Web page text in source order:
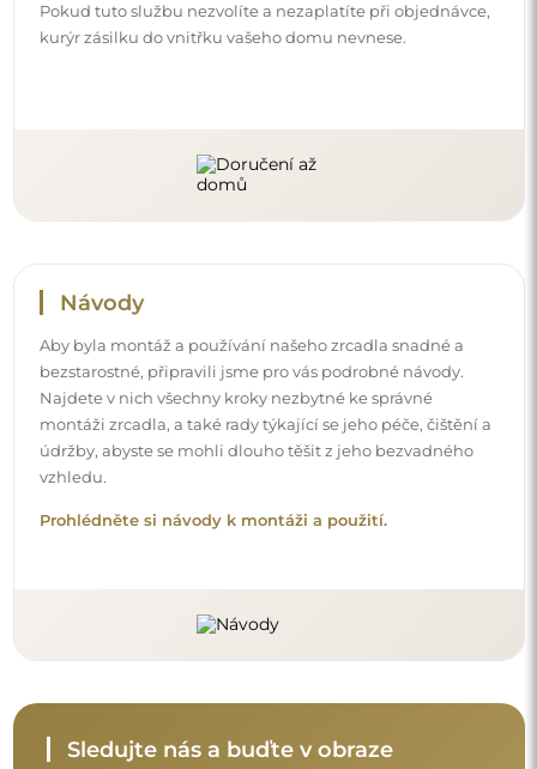
Pokud tuto službu nezvolíte a nezaplatíte při objednávce,
kurýr zásilku do vnitřku vašeho domu nevnese.
Návody
Aby byla montáž a používání našeho zrcadla snadné a
bezstarostné, připravili jsme pro vás podrobné návody.
Najdete v nich všechny kroky nezbytné ke správné
montáži zrcadla, a také rady týkající se jeho péče, čištění a
údržby, abyste se mohli dlouho těšit z jeho bezvadného
vzhledu.
Prohlédněte si návody k montáži a použití.
Sledujte nás a buďte v obraze